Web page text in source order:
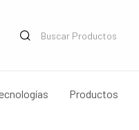
Productos